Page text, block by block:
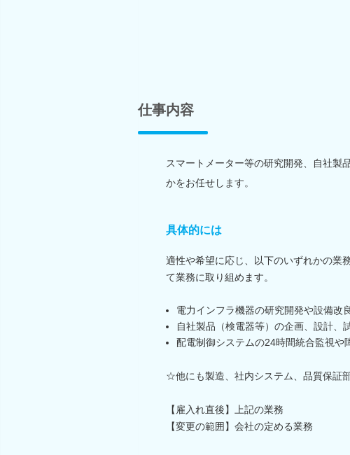
仕事内容
スマートメーター等の研究開発、自社製
かをお任せします。
具体的には
適性や希望に応じ、以下のいずれかの業
て業務に取り組めます。
電力インフラ機器の研究開発や設備改
自社製品（検電器等）の企画、設計、
配電制御システムの24時間統合監視や
☆他にも製造、社内システム、品質保証
【雇入れ直後】上記の業務
【変更の範囲】会社の定める業務